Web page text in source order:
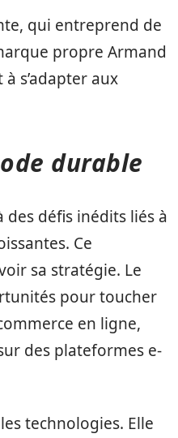
qui entreprend de
propre Armand
s’adapter aux
durable
des défis inédits liés à
Ce
sa stratégie. Le
pour toucher
en ligne,
des plateformes e-
technologies. Elle